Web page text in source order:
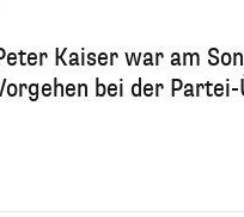
Kaiser war am
bei der